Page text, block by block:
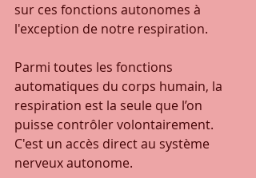
sur ces fonctions autonomes à
l'exception de notre respiration.
Parmi toutes les fonctions
automatiques du corps humain, la
respiration est la seule que l’on
puisse contrôler volontairement.
C'est un accès direct au système
nerveux autonome.